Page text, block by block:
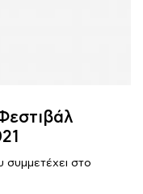
συμμετέχει στο